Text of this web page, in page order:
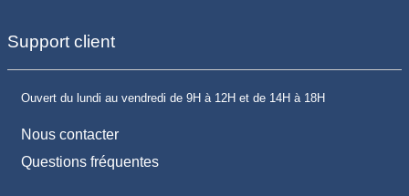
Support client
Ouvert du lundi au vendredi de 9H à 12H et de 14H à 18H
Nous contacter
Questions fréquentes